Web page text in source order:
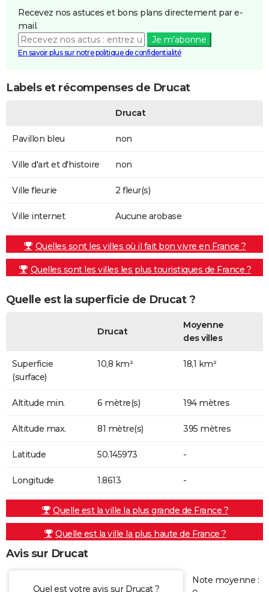
Recevez nos astuces et bons plans directement par e-
mail.
Je m'abonne
En savoir plus sur notre politique de confidentialité
Labels et récompenses de Drucat
Drucat
Pavillon bleu non
Ville d'art et d'histoire non
Ville fleurie 2 fleur(s)
Ville internet Aucune arobase
Quelles sont les villes où il fait bon vivre en France ?
Quelles sont les villes les plus touristiques de France ?
Quelle est la superficie de Drucat ?
Drucat
Moyenne
des villes
Superficie
(surface)
10,8 km² 18,1 km²
Altitude min. 6 mètre(s) 194 mètres
Altitude max. 81 mètre(s) 395 mètres
Latitude 50.145973 -
Longitude 1.8613 -
Quelle est la ville la plus grande de France ?
Quelle est la ville la plus haute de France ?
Avis sur Drucat
Quel est votre avis sur Drucat ?
Note moyenne :